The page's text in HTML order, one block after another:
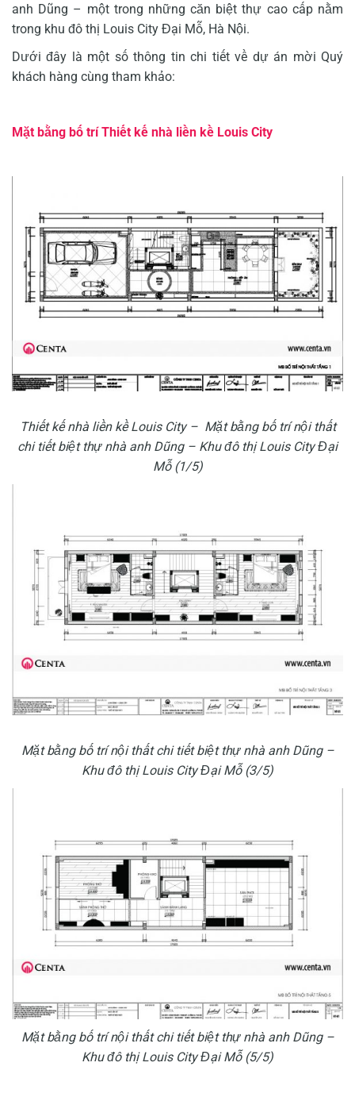
anh Dũng – một trong những căn biệt thự cao cấp nằm
trong khu đô thị Louis City Đại Mỗ, Hà Nội.
Dưới đây là một số thông tin chi tiết về dự án mời Quý
khách hàng cùng tham khảo:
Mặt bằng bố trí Thiết kế nhà liền kề Louis City
Thiết kế nhà liền kề Louis City – Mặt bằng bố trí nội thất
chi tiết biệt thự nhà anh Dũng – Khu đô thị Louis City Đại
Mỗ (1/5)
Mặt bằng bố trí nội thất chi tiết biệt thự nhà anh Dũng –
Khu đô thị Louis City Đại Mỗ (3/5)
Mặt bằng bố trí nội thất chi tiết biệt thự nhà anh Dũng –
Khu đô thị Louis City Đại Mỗ (5/5)